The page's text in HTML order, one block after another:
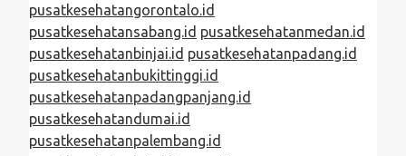
pusatkesehatangorontalo.id
pusatkesehatansabang.id pusatkesehatanmedan.id
pusatkesehatanbinjai.id pusatkesehatanpadang.id
pusatkesehatanbukittinggi.id
pusatkesehatanpadangpanjang.id
pusatkesehatandumai.id
pusatkesehatanpalembang.id